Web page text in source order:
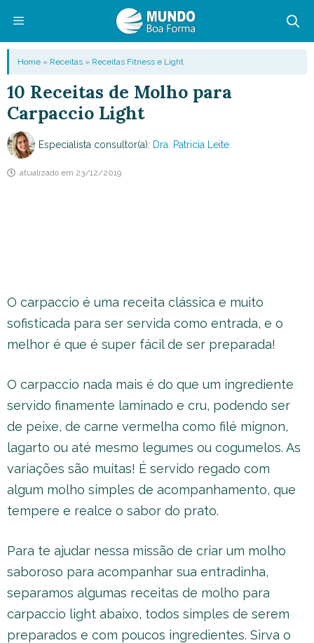
conteúdo
Menu
Home » Receitas » Receitas Fitness e Light
10 Receitas de Molho para
Carpaccio Light
Especialista consultor(a): Dra. Patricia Leite
atualizado em 23/12/2019
O carpaccio é uma receita clássica e muito
sofisticada para ser servida como entrada, e o
melhor é que é super fácil de ser preparada!
O carpaccio nada mais é do que um ingrediente
servido finamente laminado e cru, podendo ser
de peixe, de carne vermelha como filé mignon,
lagarto ou até mesmo legumes ou cogumelos. As
variações são muitas! É servido regado com
algum molho simples de acompanhamento, que
tempere e realce o sabor do prato.
Para te ajudar nessa missão de criar um molho
saboroso para acompanhar sua entradinha,
separamos algumas receitas de molho para
carpaccio light abaixo, todos simples de serem
preparados e com poucos ingredientes. Sirva o